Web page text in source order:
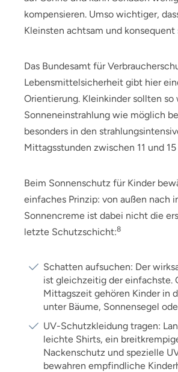
kompensieren. Umso wichtiger,
Kleinsten achtsam und konsequent
Das Bundesamt für
Lebensmittelsicherheit gibt hier
Orientierung. Kleinkinder sollten
Sonneneinstrahlung wie möglich
besonders in den
Mittagsstunden zwischen 11 und 15
Beim Sonnenschutz für Kinder
einfaches Prinzip: von außen nach
Sonnencreme ist dabei nicht die
letzte Schutzschicht:8
Schatten aufsuchen: Der
ist gleichzeitig der einfachste.
Mittagszeit gehören Kinder in
unter Bäume, Sonnensegel
UV-Schutzkleidung tragen:
leichte Shirts, ein
Nackenschutz und spezielle
bewahren empfindliche